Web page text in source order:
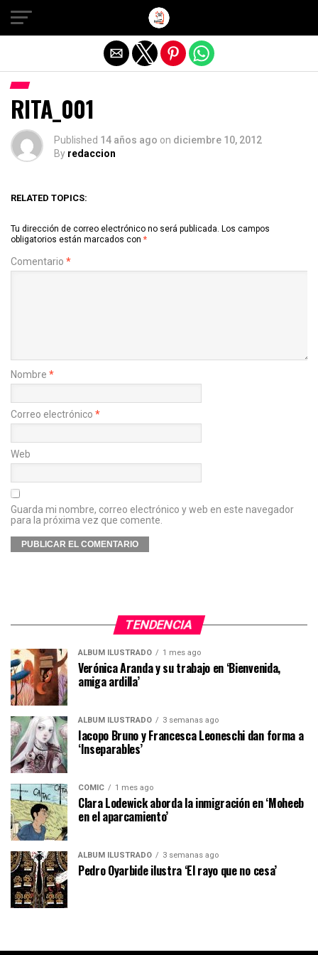
RITA_001
Published 14 años ago on diciembre 10, 2012
By redaccion
RELATED TOPICS:
Tu dirección de correo electrónico no será publicada. Los campos
obligatorios están marcados con *
Comentario *
Nombre *
Correo electrónico *
Web
Guarda mi nombre, correo electrónico y web en este navegador
para la próxima vez que comente.
TENDENCIA
ÁLBUM ILUSTRADO 1 mes ago
Verónica Aranda y su trabajo en ‘Bienvenida,
amiga ardilla’
ÁLBUM ILUSTRADO 3 semanas ago
Iacopo Bruno y Francesca Leoneschi dan forma a
‘Inseparables’
CÓMIC 1 mes ago
Clara Lodewick aborda la inmigración en ‘Moheeb
en el aparcamiento’
ÁLBUM ILUSTRADO 3 semanas ago
Pedro Oyarbide ilustra ‘El rayo que no cesa’
Salir de la versión móvil